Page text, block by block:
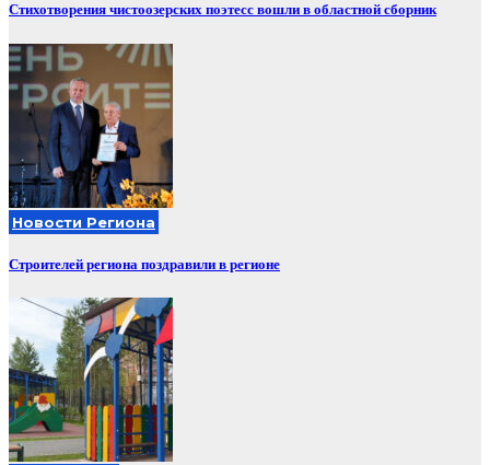
Стихотворения чистоозерских поэтесс вошли в областной сборник
Новости Региона
Строителей региона поздравили в регионе